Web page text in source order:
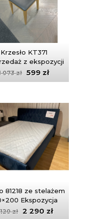
Krzesło KT371
z ekspozycji
073zł Pierwotna
cena
073 zł.
599 złAktualna
cena
81218 ze stelażem
Ekspozycja
zł Pierwotna
2 290 zł